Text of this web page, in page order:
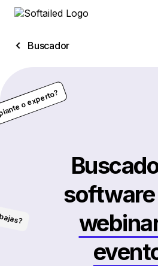
Buscador
software
o experto?